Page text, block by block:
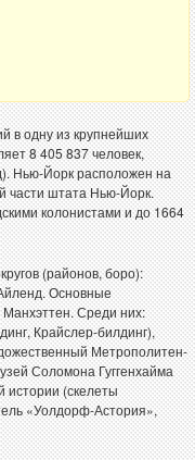
в одну из крупнейших
8 405 837 человек,
Нью-Йорк расположен на
части штата Нью-Йорк.
колонистами и до 1664
(районов, боро):
Основные
Среди них:
Крайслер-билдинг),
Метрополитен-
Соломона Гуггенхайма
истории (скелеты
«Уолдорф-Астория»,